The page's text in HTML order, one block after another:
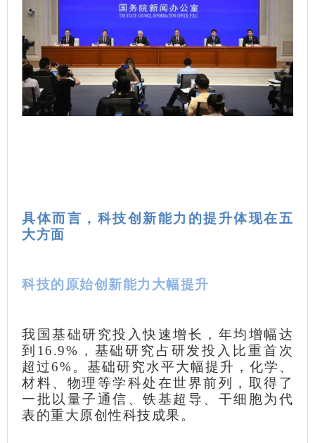
具体而言，科技创新能力的提升体现在五
大方面
科技的原始创新能力大幅提升
我国基础研究投入快速增长，年均增幅达
到16.9%，基础研究占研发投入比重首次
超过6%。基础研究水平大幅提升，化学、
材料、物理等学科处在世界前列，取得了
一批以量子通信、铁基超导、干细胞为代
表的重大原创性科技成果。